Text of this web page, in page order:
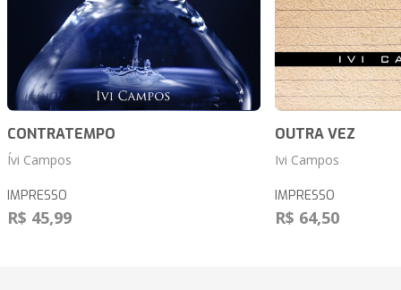
CONTRATEMPO
Ívi Campos
IMPRESSO
R$ 45,99
OUTRA VEZ
Ivi Campos
IMPRESSO
R$ 64,50